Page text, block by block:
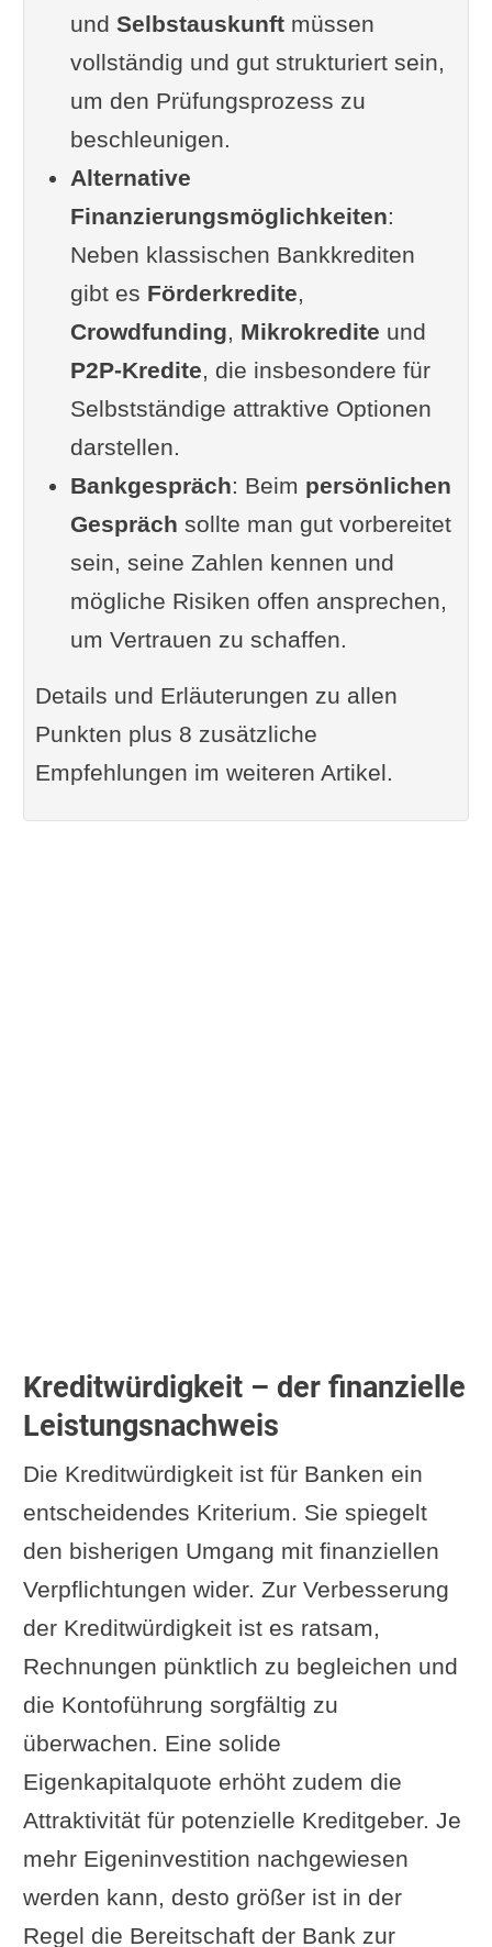
und Selbstauskunftmüssen
vollständig und gut strukturiert sein,
um den Prüfungsprozess zu
beschleunigen.
Alternative
Finanzierungsmöglichkeiten:
Neben klassischen Bankkrediten
gibt es Förderkredite,
Crowdfunding, Mikrokredite und
P2P-Kredite, die insbesondere für
Selbstständige attraktive Optionen
darstellen.
Bankgespräch: Beim persönlichen
Gespräch sollte man gut vorbereitet
sein, seine Zahlen kennen und
mögliche Risiken offen ansprechen,
um Vertrauen zu schaffen.
Details und Erläuterungen zu allen
Punkten plus 8 zusätzliche
Empfehlungen im weiteren Artikel.
Kreditwürdigkeit – der finanzielle
Leistungsnachweis
Die Kreditwürdigkeit ist für Banken ein
entscheidendes Kriterium. Sie spiegelt
den bisherigen Umgang mit finanziellen
Verpflichtungen wider. Zur Verbesserung
der Kreditwürdigkeit ist es ratsam,
Rechnungen pünktlich zu begleichen und
die Kontoführung sorgfältig zu
überwachen. Eine solide
Eigenkapitalquote erhöht zudem die
Attraktivität für potenzielle Kreditgeber. Je
mehr Eigeninvestition nachgewiesen
werden kann, desto größer ist in der
Regel die Bereitschaft der Bank zur